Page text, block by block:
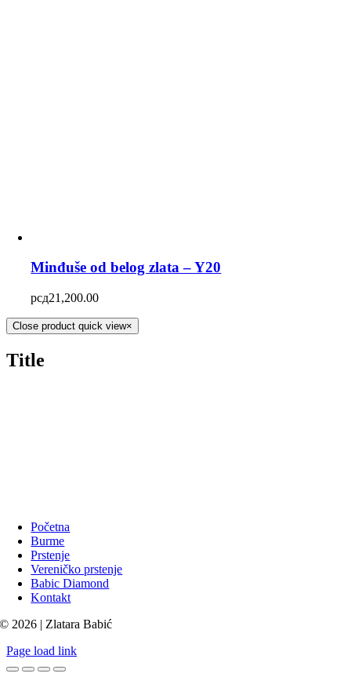
Minđuše od belog zlata – Y20
рсд21,200.00
Close product quick view×
Title
Početna
Burme
Prstenje
Vereničko prstenje
Babic Diamond
Kontakt
© 2026 | Zlatara Babić
Page load link